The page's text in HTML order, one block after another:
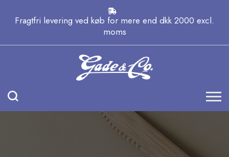
Fragtfri levering ved køb for mere end dkk 2000 excl.
moms